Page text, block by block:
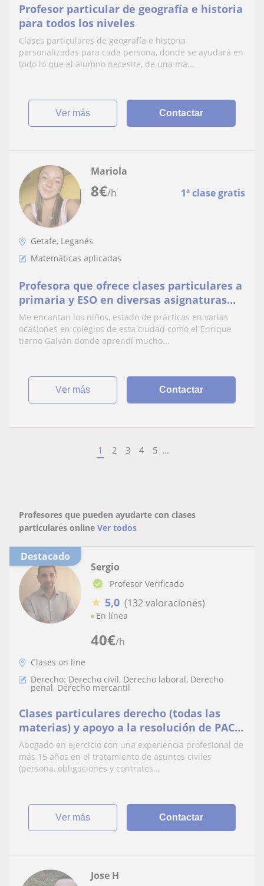
Profesor particular de geografía e historia
para todos los niveles
Clases particulares de geografía e historia
personalizadas para cada persona, donde se ayudará en
todo lo que el alumno necesite, de una ma...
ver más Contactar
8€/h 1ª clase gratis
Mariola
Getafe, Leganés
Matemáticas aplicadas
Profesora que ofrece clases particulares a
primaria y ESO en diversas asignaturas
con un horario flexible
Me encantan los niños, estado de prácticas en varias
ocasiones en colegios de esta ciudad como el Enrique
tierno Galván donde aprendí mucho...
ver más Contactar
1 2 3 4 5 ...
Profesores que pueden ayudarte con clases
particulares online Ver todos
Destacado
40€/h
Sergio
Profesor Verificado
★ 5,0 (132 valoraciones)
En línea
Clases on line
Derecho: Derecho civil, Derecho laboral, Derecho
penal, Derecho mercantil
Clases particulares derecho (todas las
materias) y apoyo a la resolución de PACS,
TFG y TFM
Abogado en ejercicio con una experiencia profesional de
más 15 años en el tratamiento de asuntos civiles
(persona, obligaciones y contratos...
ver más Contactar
Jose H